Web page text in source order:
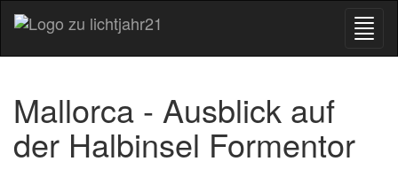
Mallorca - Ausblick auf
der Halbinsel Formentor